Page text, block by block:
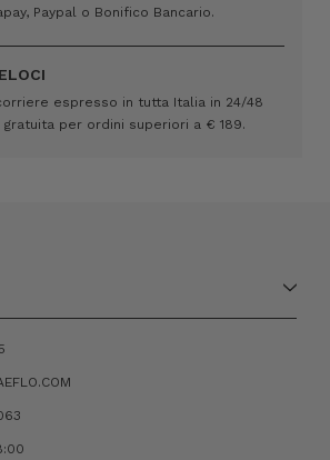
Paypal o Bonifico Bancario.
espresso in tutta Italia in 24/48
per ordini superiori a € 189.